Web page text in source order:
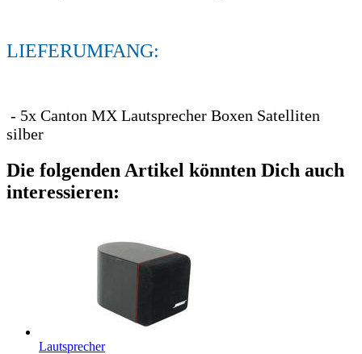
LIEFERUMFANG:
- 5x Canton MX Lautsprecher Boxen Satelliten
silber
Die folgenden Artikel könnten Dich auch
interessieren:
Lautsprecher